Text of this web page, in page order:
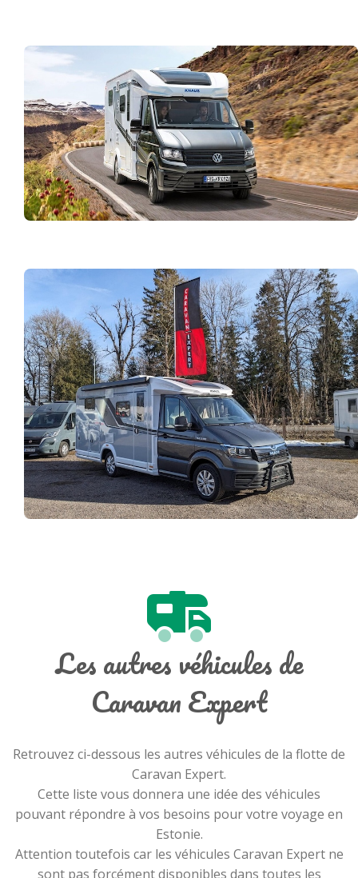
Les autres véhicules de
Caravan Expert
Retrouvez ci-dessous les autres véhicules de la flotte de
Caravan Expert.
Cette liste vous donnera une idée des véhicules
pouvant répondre à vos besoins pour votre voyage en
Estonie.
Attention toutefois car les véhicules Caravan Expert ne
sont pas forcément disponibles dans toutes les